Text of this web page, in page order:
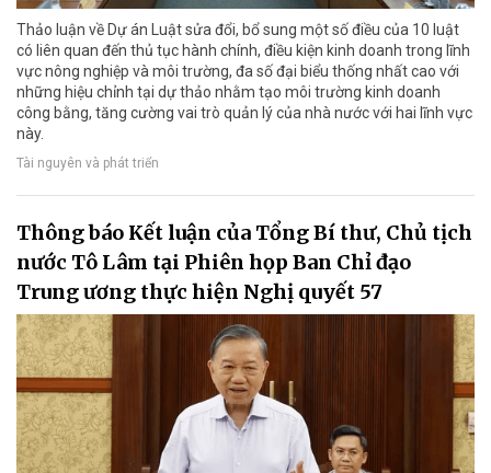
Thảo luận về Dự án Luật sửa đổi, bổ sung một số điều của 10 luật
có liên quan đến thủ tục hành chính, điều kiện kinh doanh trong lĩnh
vực nông nghiệp và môi trường, đa số đại biểu thống nhất cao với
những hiệu chỉnh tại dự thảo nhằm tạo môi trường kinh doanh
công bằng, tăng cường vai trò quản lý của nhà nước với hai lĩnh vực
này.
Tài nguyên và phát triển
Thông báo Kết luận của Tổng Bí thư, Chủ tịch
nước Tô Lâm tại Phiên họp Ban Chỉ đạo
Trung ương thực hiện Nghị quyết 57